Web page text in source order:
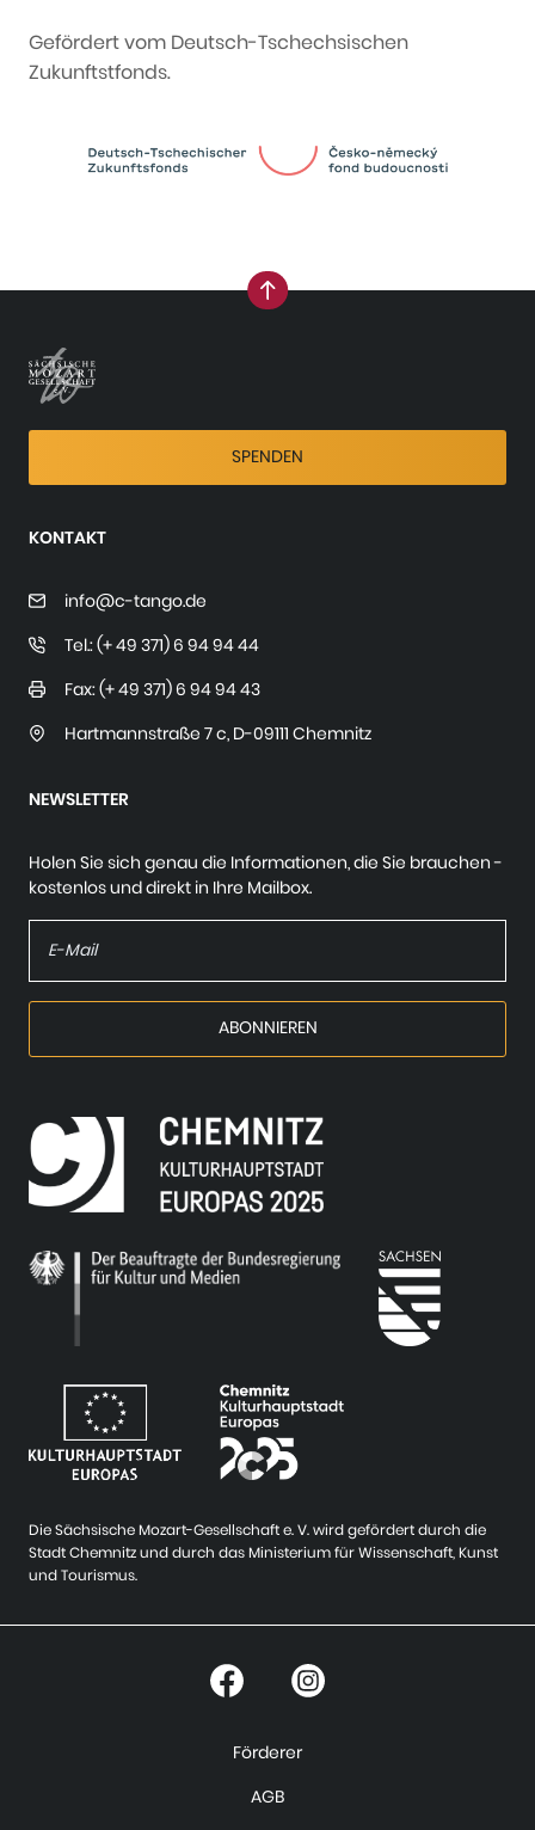
Gefördert vom Deutsch-Tschechsischen
Zukunftstfonds.
nach oben
SPENDEN
KONTAKT
info@c-tango.de
Tel.: (+ 49 371) 6 94 94 44
Fax: (+ 49 371) 6 94 94 43
Hartmannstraße 7 c, D-09111 Chemnitz
NEWSLETTER
Holen Sie sich genau die Informationen, die Sie brauchen -
kostenlos und direkt in Ihre Mailbox.
Die Sächsische Mozart-Gesellschaft e. V. wird gefördert durch die
Stadt Chemnitz und durch das Ministerium für Wissenschaft, Kunst
und Tourismus.
Förderer
AGB